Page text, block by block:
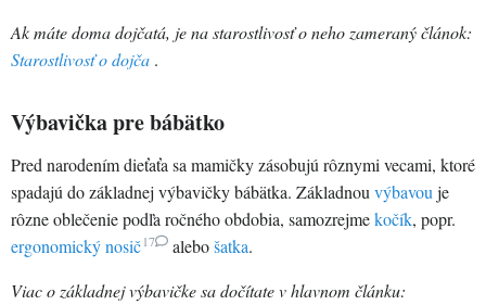
Ak máte doma dojčatá, je na starostlivosť o neho zameraný článok:
Starostlivosť o dojča .
Výbavička pre bábätko
Pred narodením dieťaťa sa mamičky zásobujú rôznymi vecami, ktoré
spadajú do základnej výbavičky bábätka. Základnou výbavou je
rôzne oblečenie podľa ročného obdobia, samozrejmekočík, popr.
ergonomický nosič17 alebošatka.
Viac o základnej výbavičke sa dočítate v hlavnom článku: